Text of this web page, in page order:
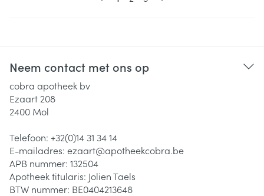
Neem contact met ons op
cobra apotheek bv
Ezaart 208
2400 Mol
Telefoon: +32(0)14 31 34 14
E-mailadres: ezaart@apotheekcobra.be
APB nummer: 132504
Apotheek titularis: Jolien Taels
BTW nummer: BE0404213648